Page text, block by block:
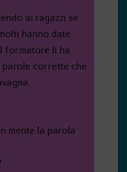
ai ragazzi se
hanno date
formatore li ha
corrette che
mente la parola